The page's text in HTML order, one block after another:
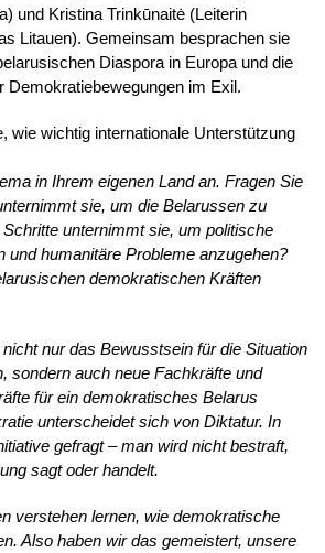
und Kristina Trinkūnaitė (Leiterin
Litauen). Gemeinsam besprachen sie
Diaspora in Europa und die
Demokratiebewegungen im Exil.
wie wichtig internationale Unterstützung
in Ihrem eigenen Land an. Fragen Sie
sie, um die Belarussen zu
unternimmt sie, um politische
und humanitäre Probleme anzugehen?
demokratischen Kräften
nur das Bewusstsein für die Situation
sondern auch neue Fachkräfte und
für ein demokratisches Belarus
unterscheidet sich von Diktatur. In
gefragt – man wird nicht bestraft,
sagt oder handelt.
verstehen lernen, wie demokratische
Also haben wir das gemeistert, unsere